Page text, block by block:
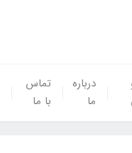
درباره
ما
تماس
با ما